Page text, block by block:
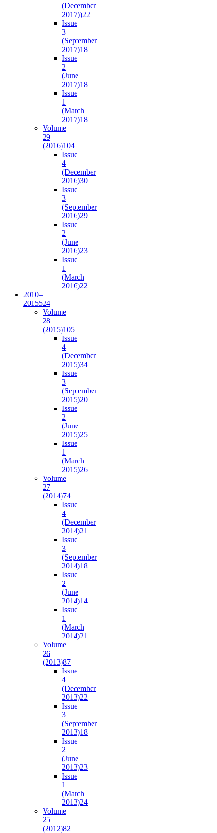
(December
2017))22
Issue
3
(September
2017)18
Issue
2
(June
2017)18
Issue
1
(March
2017)18
Volume
29
(2016)104
Issue
4
(December
2016)30
Issue
3
(September
2016)29
Issue
2
(June
2016)23
Issue
1
(March
2016)22
2010–
2015524
Volume
28
(2015)105
Issue
4
(December
2015)34
Issue
3
(September
2015)20
Issue
2
(June
2015)25
Issue
1
(March
2015)26
Volume
27
(2014)74
Issue
4
(December
2014)21
Issue
3
(September
2014)18
Issue
2
(June
2014)14
Issue
1
(March
2014)21
Volume
26
(2013)87
Issue
4
(December
2013)22
Issue
3
(September
2013)18
Issue
2
(June
2013)23
Issue
1
(March
2013)24
Volume
25
(2012)82